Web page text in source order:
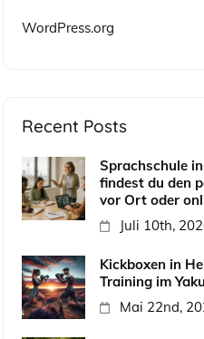
WordPress.org
Recent Posts
Sprachschule
findest du den
vor Ort oder
Juli 10th,
Kickboxen in
Training im
Mai 22nd,